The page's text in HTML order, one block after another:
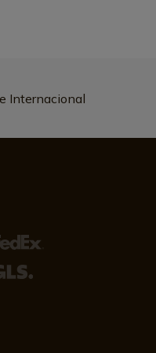
Internacional